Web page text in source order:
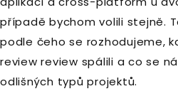
případě bychom volili stejně.
podle čeho se rozhodujeme,
review review spálili a co se
odlišných typů projektů.